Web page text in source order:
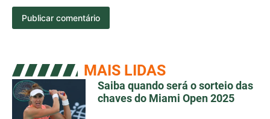
MAIS LIDAS
Saiba quando será o sorteio das
chaves do Miami Open 2025